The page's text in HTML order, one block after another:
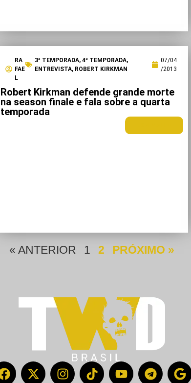
RA
FAE
L
3ª TEMPORADA, 4ª TEMPORADA,
ENTREVISTA, ROBERT KIRKMAN
07/04
/2013
Robert Kirkman defende grande morte
na season finale e fala sobre a quarta
temporada
« ANTERIOR 1 2 PRÓXIMO »